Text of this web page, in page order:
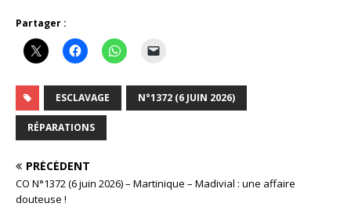
Partager :
ESCLAVAGE N°1372 (6 JUIN 2026)
RÉPARATIONS
PRÉCÉDENT
CO N°1372 (6 juin 2026) – Martinique – Madivial : une affaire
douteuse !